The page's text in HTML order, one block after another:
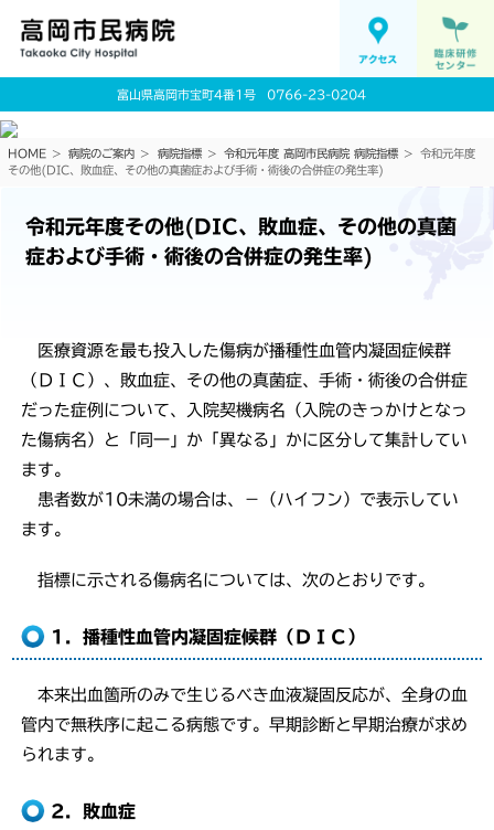
富山県高岡市宝町4番1号 0766-23-0204
HOME 病院のご案内 病院指標 令和元年度 高岡市民病院 病院指標
令和元年度
その他(DIC、敗血症、その他の真菌症および手術・術後の合併症の発生率)
令和元年度その他(DIC、敗血症、その他の真菌
症および手術・術後の合併症の発生率)
医療資源を最も投入した傷病が播種性血管内凝固症候群
（ＤＩＣ）、敗血症、その他の真菌症、手術・術後の合併症
だった症例について、入院契機病名（入院のきっかけとなっ
た傷病名）と「同一」か「異なる」かに区分して集計してい
ます。
患者数が10未満の場合は、－（ハイフン）で表示してい
ます。
指標に示される傷病名については、次のとおりです。
1．播種性血管内凝固症候群（ＤＩＣ）
本来出血箇所のみで生じるべき血液凝固反応が、全身の血
管内で無秩序に起こる病態です。早期診断と早期治療が求め
られます。
2．敗血症